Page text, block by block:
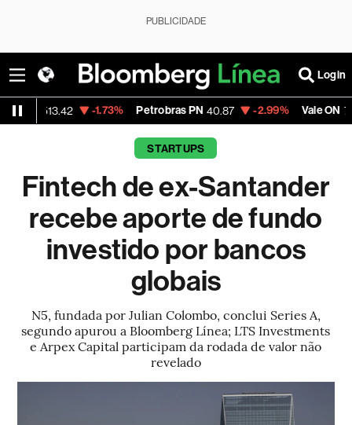
PUBLICIDADE
Login
-1.73% Petrobras PN 40.87 -2.99% Vale ON 74.97 -
STARTUPS
Fintech de ex-Santander
recebe aporte de fundo
investido por bancos
globais
N5, fundada por Julian Colombo, conclui Series A,
segundo apurou a Bloomberg Línea; LTS Investments
e Arpex Capital participam da rodada de valor não
revelado